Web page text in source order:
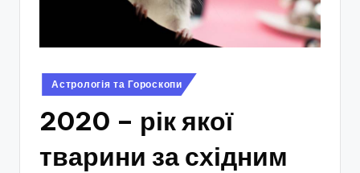
Опубліковано
у
Астрологія та Гороскопи
2020 – рік якої
тварини за східним